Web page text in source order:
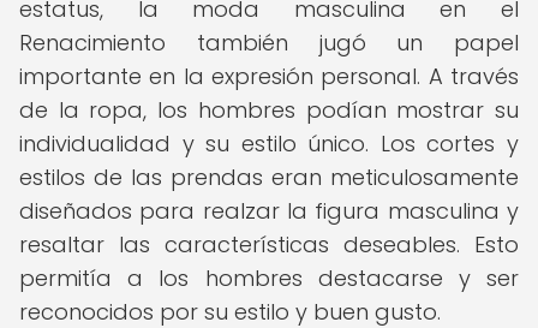
estatus, la moda masculina en el
Renacimiento también jugó un papel
importante en la expresión personal. A través
de la ropa, los hombres podían mostrar su
individualidad y su estilo único. Los cortes y
estilos de las prendas eran meticulosamente
diseñados para realzar la figura masculina y
resaltar las características deseables. Esto
permitía a los hombres destacarse y ser
reconocidos por su estilo y buen gusto.